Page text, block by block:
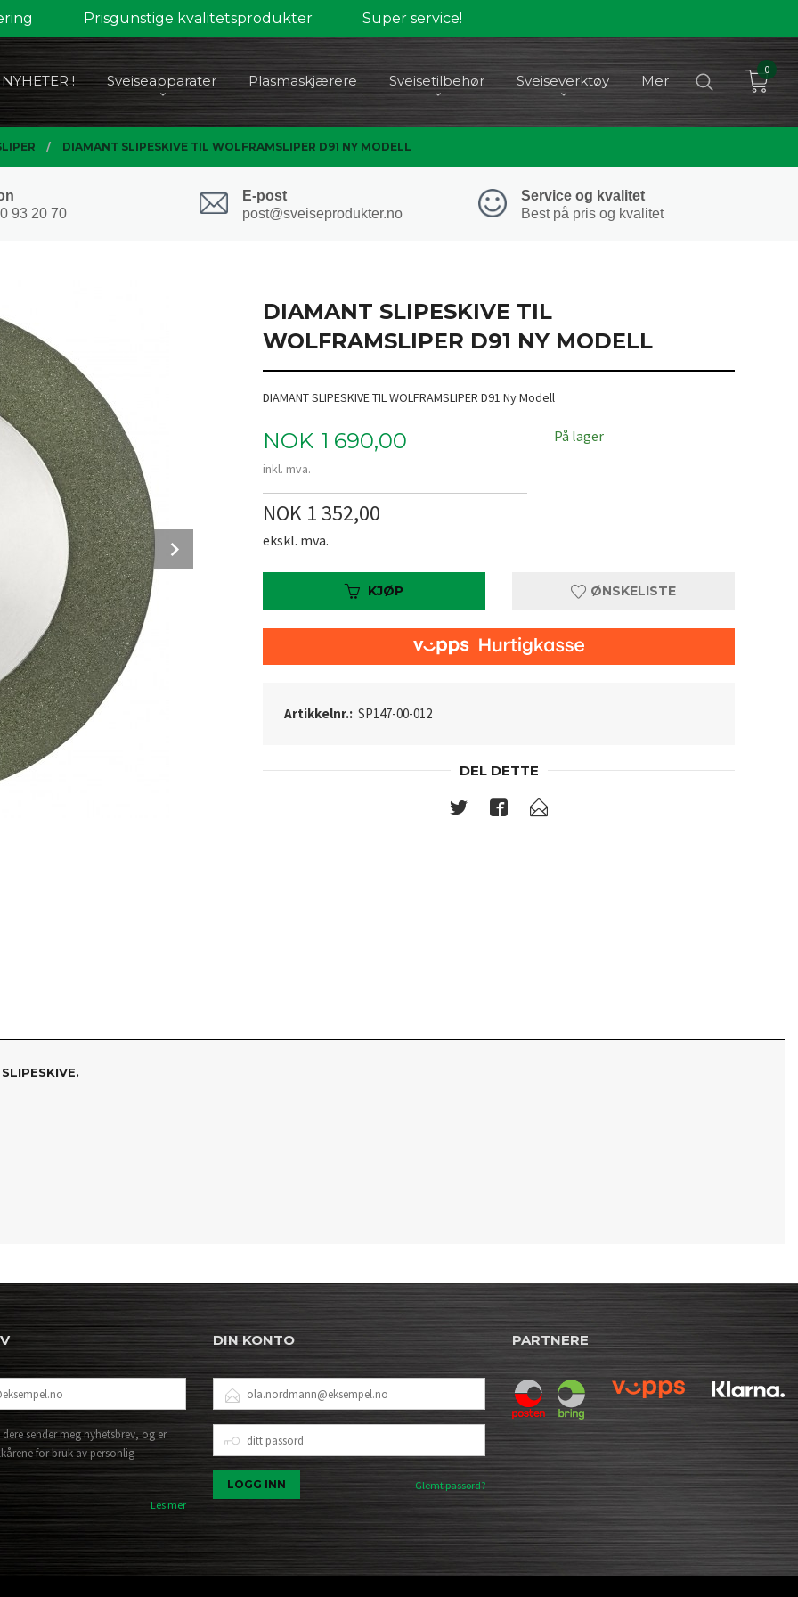
Prisgunstige kvalitetsprodukter Super service!
NYHETER ! Sveiseapparater Plasmaskjærere Sveisetilbehør Sveiseverktøy Mer
0
DIAMANT SLIPESKIVE TIL WOLFRAMSLIPER D91 NY MODELL
93 20 70
E-post
post@sveiseprodukter.no
Service og kvalitet
Best på pris og kvalitet
DIAMANT SLIPESKIVE TIL
WOLFRAMSLIPER D91 NY MODELL
DIAMANT SLIPESKIVE TIL WOLFRAMSLIPER D91 Ny Modell
Pris
NOK 1 690,00
inkl. mva.
NOK 1 352,00
ekskl. mva.
På lager
KJØP ØNSKELISTE
Artikkelnr.: SP147-00-012
DEL DETTE
sender meg nyhetsbrev, og er
for bruk av personlig
Les mer
DIN KONTO
POSTADRESSE
PASSORD
Glemt passord?
PARTNERE